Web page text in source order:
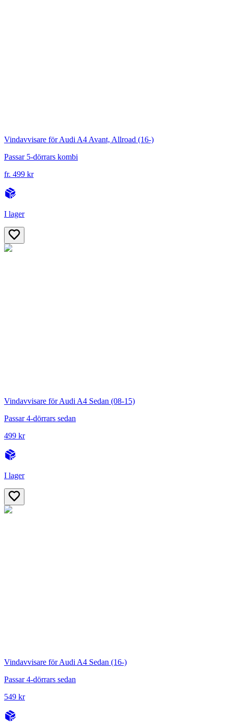
Vindavvisare för Audi A4 Avant, Allroad (16-)
Passar 5-dörrars kombi
fr. 499 kr
I lager
Vindavvisare för Audi A4 Sedan (08-15)
Passar 4-dörrars sedan
499 kr
I lager
Vindavvisare för Audi A4 Sedan (16-)
Passar 4-dörrars sedan
549 kr